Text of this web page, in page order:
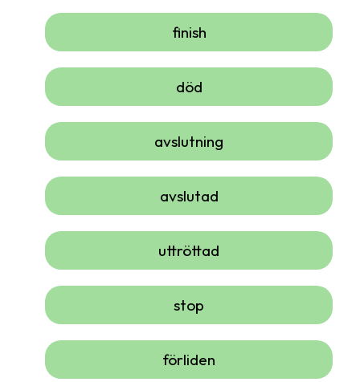
finish
död
avslutning
avslutad
uttröttad
stop
förliden